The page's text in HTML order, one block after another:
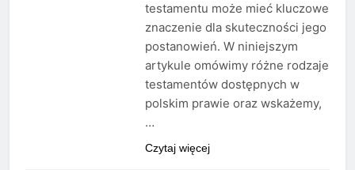
testamentu może mieć kluczowe
znaczenie dla skuteczności jego
postanowień. W niniejszym
artykule omówimy różne rodzaje
testamentów dostępnych w
polskim prawie oraz wskażemy,
…
Czytaj więcej